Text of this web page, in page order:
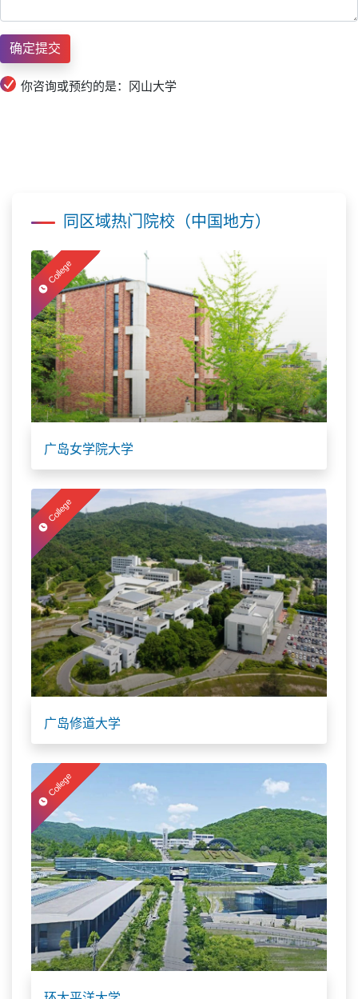
你咨询或预约的是：冈山大学
同区域热门院校（中国地方）
College
广岛女学院大学
College
广岛修道大学
College